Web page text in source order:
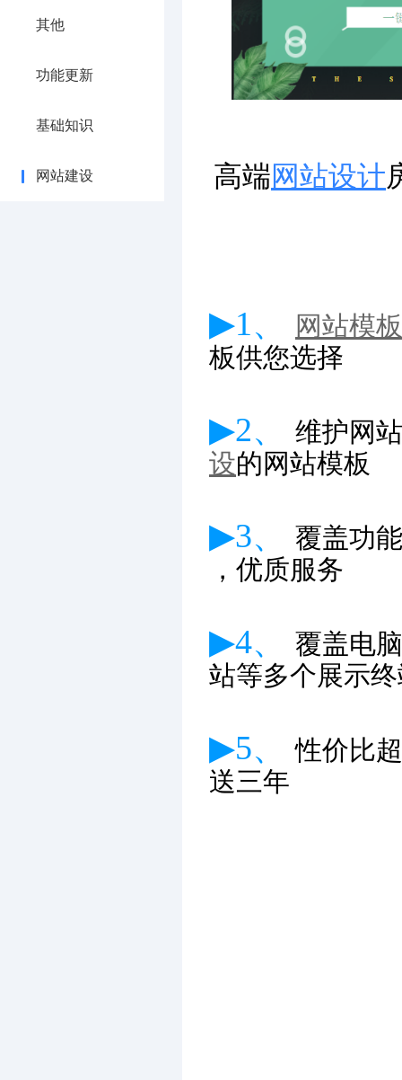
其他
功能更新
基础知识
网站建设 高端网站设计
▶1、
网站模板
板供您选择
▶2、
维护网
设的网站模板
▶3、
覆盖功
，优质服务
▶4、
覆盖电
站等多个展示
▶5、性价比
送三年